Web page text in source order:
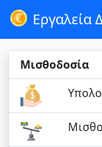
Εργαλεία
Μισθοδοσία